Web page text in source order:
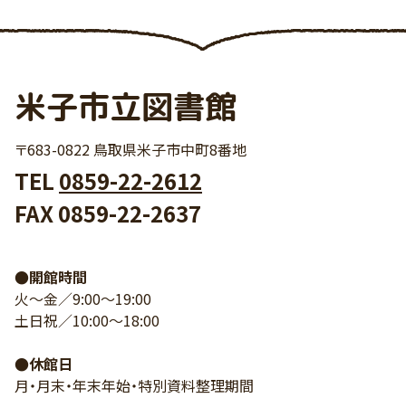
米子市立図書館
〒683-0822 鳥取県米子市中町8番地
TEL 0859-22-2612
FAX 0859-22-2637
●開館時間
火～金／9:00～19:00
土日祝／10:00～18:00
●休館日
月・月末・年末年始・特別資料整理期間